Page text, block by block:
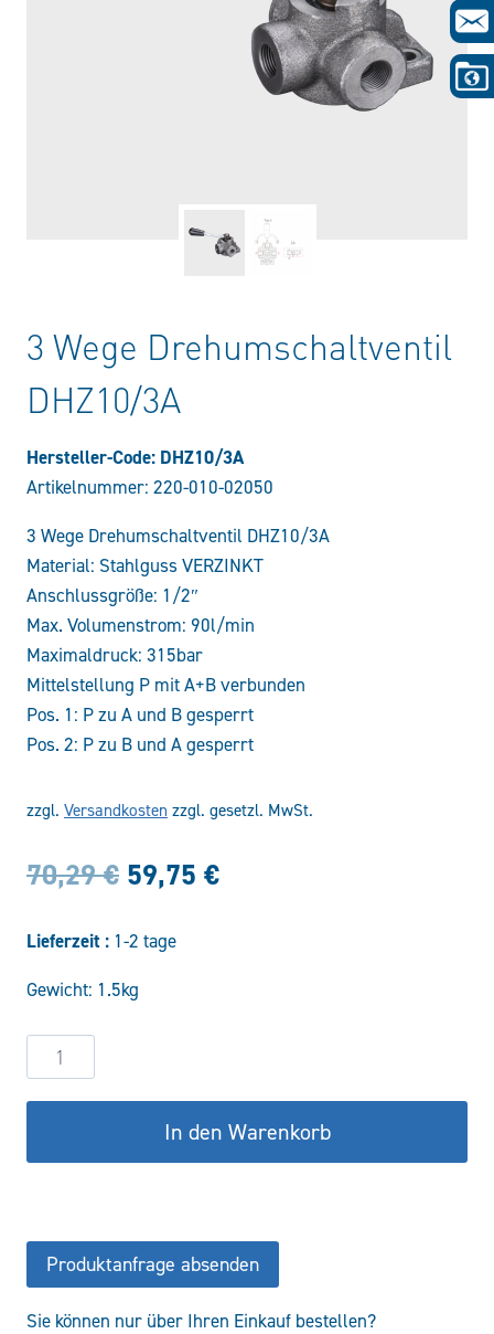
3 Wege Drehumschaltventil
DHZ10/3A
Hersteller-Code: DHZ10/3A
Artikelnummer: 220-010-02050
3 Wege Drehumschaltventil DHZ10/3A
Material: Stahlguss VERZINKT
Anschlussgröße: 1/2″
Max. Volumenstrom: 90l/min
Maximaldruck: 315bar
Mittelstellung P mit A+B verbunden
Pos. 1: P zu A und B gesperrt
Pos. 2: P zu B und A gesperrt
zzgl. Versandkosten zzgl. gesetzl. MwSt.
70,29€ Ursprünglicher
war:
70,29 €
59,75 €Aktueller
Lieferzeit : 1-2 tage
Gewicht: 1.5kg
Wege
Drehumschaltventil
Menge
In den Warenkorb
Produktanfrage absenden
Sie können nur über Ihren Einkauf bestellen?